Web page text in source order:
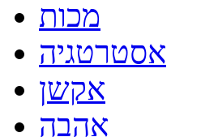
מכות
אסטרטגיה
אקשן
אהבה